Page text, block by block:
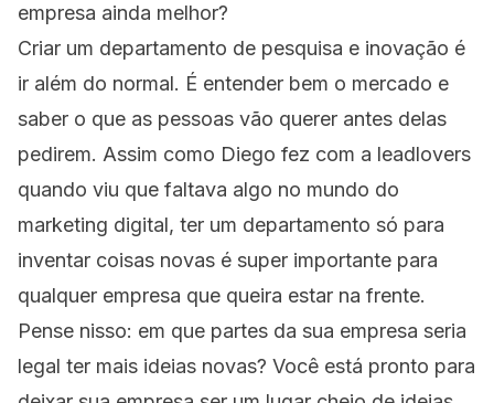
empresa ainda melhor?
Criar um departamento de pesquisa e inovação é
ir além do normal. É entender bem o mercado e
saber o que as pessoas vão querer antes delas
pedirem. Assim como Diego fez com a leadlovers
quando viu que faltava algo no mundo do
marketing digital, ter um departamento só para
inventar coisas novas é super importante para
qualquer empresa que queira estar na frente.
Pense nisso: em que partes da sua empresa seria
legal ter mais ideias novas? Você está pronto para